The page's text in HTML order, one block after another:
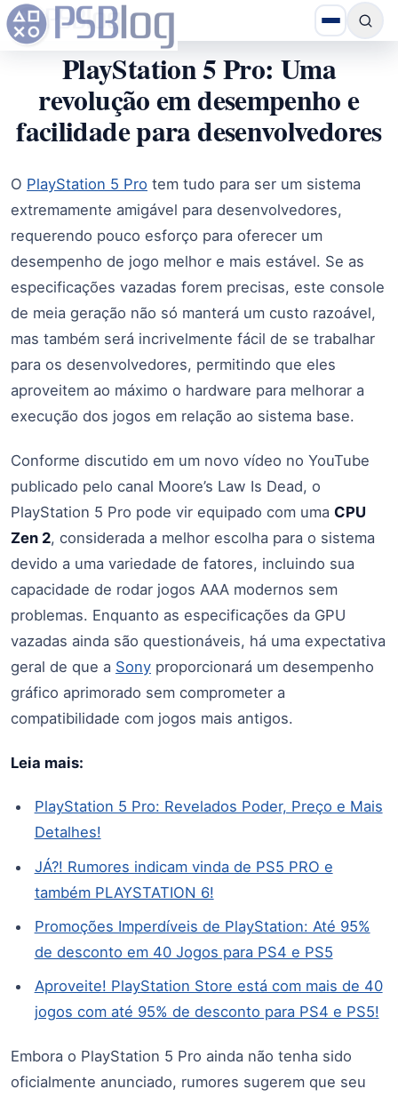
PlayStation 5 Pro: Uma
revolução em desempenho e
facilidade para desenvolvedores
O PlayStation 5 Pro tem tudo para ser um sistema
extremamente amigável para desenvolvedores,
requerendo pouco esforço para oferecer um
desempenho de jogo melhor e mais estável. Se as
especificações vazadas forem precisas, este console
de meia geração não só manterá um custo razoável,
mas também será incrivelmente fácil de se trabalhar
para os desenvolvedores, permitindo que eles
aproveitem ao máximo o hardware para melhorar a
execução dos jogos em relação ao sistema base.
Conforme discutido em um novo vídeo no YouTube
publicado pelo canal Moore’s Law Is Dead, o
PlayStation 5 Pro pode vir equipado com uma CPU
Zen 2, considerada a melhor escolha para o sistema
devido a uma variedade de fatores, incluindo sua
capacidade de rodar jogos AAA modernos sem
problemas. Enquanto as especificações da GPU
vazadas ainda são questionáveis, há uma expectativa
geral de que a Sony proporcionará um desempenho
gráfico aprimorado sem comprometer a
compatibilidade com jogos mais antigos.
Leia mais:
PlayStation 5 Pro: Revelados Poder, Preço e Mais
Detalhes!
JÁ?! Rumores indicam vinda de PS5 PRO e
também PLAYSTATION 6!
Promoções Imperdíveis de PlayStation: Até 95%
de desconto em 40 Jogos para PS4 e PS5
Aproveite! PlayStation Store está com mais de 40
jogos com até 95% de desconto para PS4 e PS5!
Embora o PlayStation 5 Pro ainda não tenha sido
oficialmente anunciado, rumores sugerem que seu